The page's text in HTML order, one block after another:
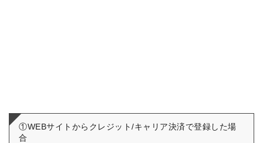
①WEBサイトからクレジット/キャリア決済で登録した場
合